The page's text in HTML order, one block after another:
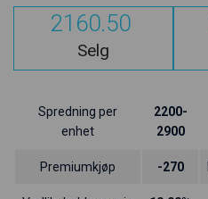
2160.50
Selg
Spredning per
enhet
2200-
2900
Premiumkjøp -270